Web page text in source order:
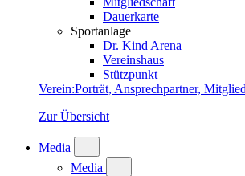
Dauerkarte
Sportanlage
Dr. Kind Arena
Vereinshaus
Stützpunkt
Verein:Porträt, Ansprechpartner,
Zur Übersicht
Media
Media